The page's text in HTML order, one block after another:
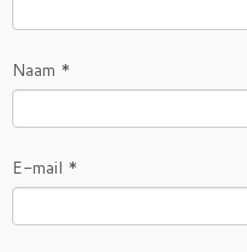
Naam *
E-mail *